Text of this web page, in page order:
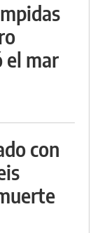
el mar
con